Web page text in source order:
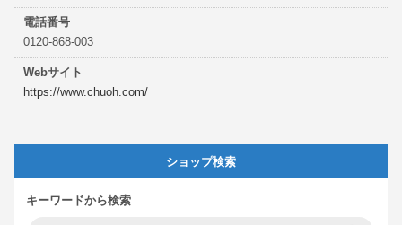
電話番号
0120-868-003
Webサイト
https://www.chuoh.com/
ショップ検索
キーワードから検索